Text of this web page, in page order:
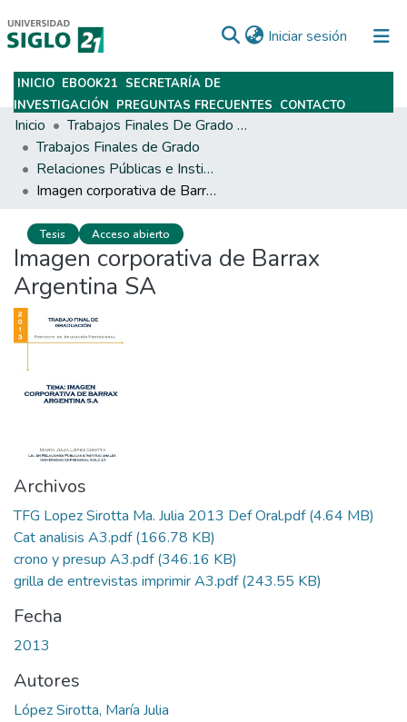
Iniciar sesión (current)
Subir
INICIO EBOOK21 SECRETARÍA DE
INVESTIGACIÓN PREGUNTAS FRECUENTES CONTACTO
Inicio
Trabajos Finales De Grado Y Posgrado
Trabajos Finales de Grado
Relaciones Públicas e Institucionales
Imagen corporativa de Barrax Argentina SA
Tesis Acceso abierto
Imagen corporativa de Barrax
Argentina SA
Archivos
TFG Lopez Sirotta Ma. Julia 2013 Def Oral.pdf(4.64 MB)
Cat analisis A3.pdf(166.78 KB)
crono y presup A3.pdf(346.16 KB)
grilla de entrevistas imprimir A3.pdf(243.55 KB)
Fecha
2013
Autores
López Sirotta, María Julia